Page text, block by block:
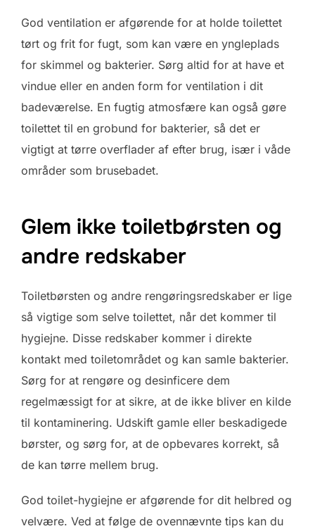
God ventilation er afgørende for at holde toilettet
tørt og frit for fugt, som kan være en yngleplads
for skimmel og bakterier. Sørg altid for at have et
vindue eller en anden form for ventilation i dit
badeværelse. En fugtig atmosfære kan også gøre
toilettet til en grobund for bakterier, så det er
vigtigt at tørre overflader af efter brug, især i våde
områder som brusebadet.
Glem ikke toiletbørsten og
andre redskaber
Toiletbørsten og andre rengøringsredskaber er lige
så vigtige som selve toilettet, når det kommer til
hygiejne. Disse redskaber kommer i direkte
kontakt med toiletområdet og kan samle bakterier.
Sørg for at rengøre og desinficere dem
regelmæssigt for at sikre, at de ikke bliver en kilde
til kontaminering. Udskift gamle eller beskadigede
børster, og sørg for, at de opbevares korrekt, så
de kan tørre mellem brug.
God toilet-hygiejne er afgørende for dit helbred og
velvære. Ved at følge de ovennævnte tips kan du